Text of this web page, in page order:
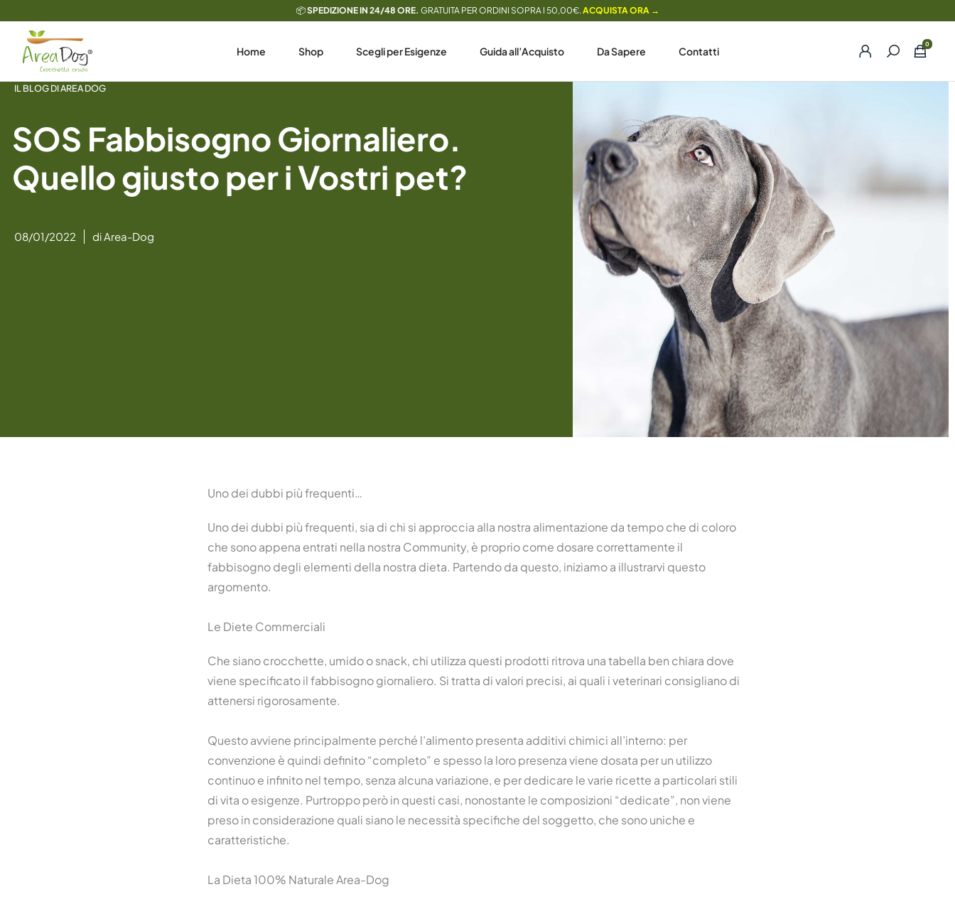
al
contenuto
📦SPEDIZIONE IN 24/48 ORE. GRATUITA PER ORDINI SOPRA I 50,00€.ACQUISTA ORA →
Home Shop Scegli per Esigenze Guida all’Acquisto Da Sapere Contatti
IL BLOG DI AREA DOG
SOS Fabbisogno Giornaliero.
Quello giusto per i Vostri pet?
08/01/2022 diArea-Dog
Uno dei dubbi più frequenti…
Uno dei dubbi più frequenti, sia di chi si approccia alla nostra alimentazione da tempo che di coloro
che sono appena entrati nella nostra Community, è proprio come dosare correttamente il
fabbisogno degli elementi della nostra dieta. Partendo da questo, iniziamo a illustrarvi questo
argomento.
Le Diete Commerciali
Che siano crocchette, umido o snack, chi utilizza questi prodotti ritrova una tabella ben chiara dove
viene specificato il fabbisogno giornaliero. Si tratta di valori precisi, ai quali i veterinari consigliano di
attenersi rigorosamente.
Questo avviene principalmente perché l’alimento presenta additivi chimici all’interno: per
convenzione è quindi definito “completo” e spesso la loro presenza viene dosata per un utilizzo
continuo e infinito nel tempo, senza alcuna variazione, e per dedicare le varie ricette a particolari stili
di vita o esigenze. Purtroppo però in questi casi, nonostante le composizioni “dedicate”, non viene
preso in considerazione quali siano le necessità specifiche del soggetto, che sono uniche e
caratteristiche.
La Dieta 100% Naturale Area-Dog